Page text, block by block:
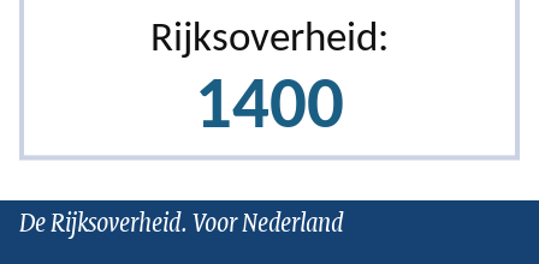
De Rijksoverheid. Voor Nederland